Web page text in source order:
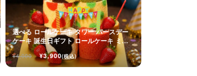
選べる ロールケーキ タワー バースデー
ケーキ 誕生日ギフト ロールケーキ ミニ
ケーキ
¥4,000 ¥3,900(税込)